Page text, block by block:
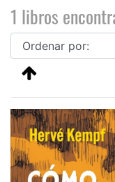
1 libros